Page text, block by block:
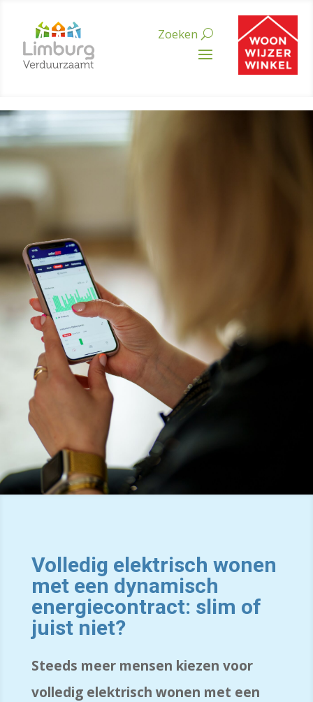
Volledig elektrisch wonen
met een dynamisch
energiecontract: slim of
juist niet?
Steeds meer mensen kiezen voor
volledig elektrisch wonen met een